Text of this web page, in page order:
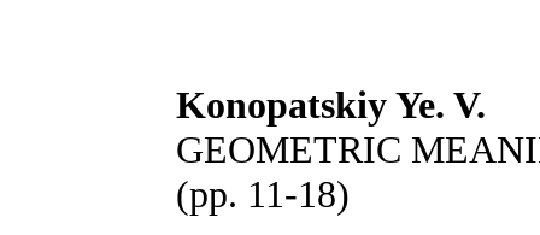
Konopatskiy Ye. V.
GEOMETRIC
(pp. 11-18)